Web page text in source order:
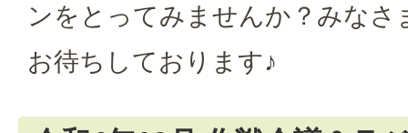
ンをとってみませんか？みなさ
お待ちしております♪